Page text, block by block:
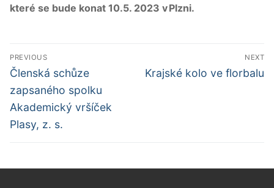
které se bude konat 10.5. 2023 v Plzni.
Navigace
pro
příspěvek
PREVIOUS
Předchozí
příspěvek
Členská schůze
zapsaného spolku
Akademický vršíček
Plasy, z. s.
NEXT
Další
Krajské kolo ve florbalu